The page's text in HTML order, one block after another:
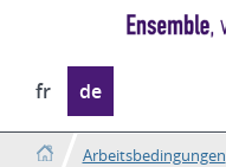
Sprache
wechseln
fr de
Arbeitsbedingungen